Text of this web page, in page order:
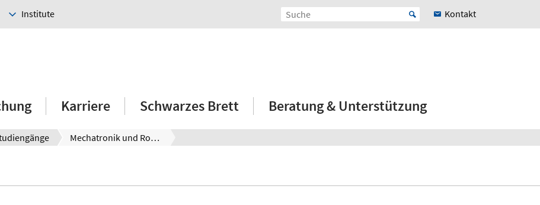
Institute Kontakt
Karriere Schwarzes Brett Beratung & Unterstützung
Mechatronik und Robotik